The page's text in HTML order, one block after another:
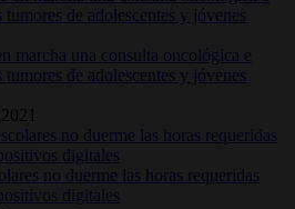
marcha una consulta oncológica e
tumores de adolescentes y jóvenes
no duerme las horas requeridas
digitales